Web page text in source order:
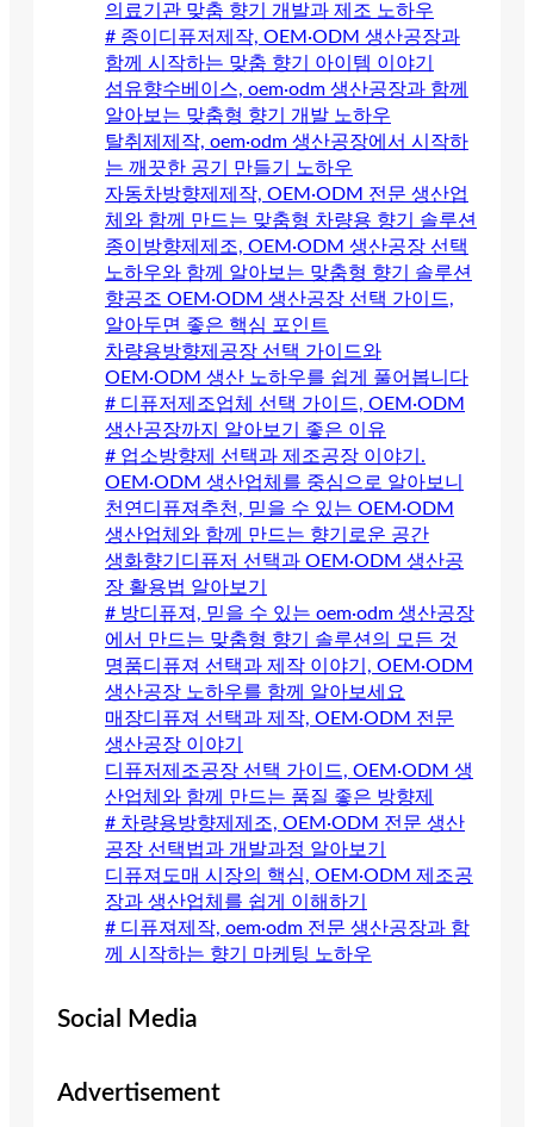
의료기관 맞춤 향기 개발과 제조 노하우
# 종이디퓨저제작, OEM·ODM 생산공장과
함께 시작하는 맞춤 향기 아이템 이야기
섬유향수베이스, oem·odm 생산공장과 함께
알아보는 맞춤형 향기 개발 노하우
탈취제제작, oem·odm 생산공장에서 시작하
는 깨끗한 공기 만들기 노하우
자동차방향제제작, OEM·ODM 전문 생산업
체와 함께 만드는 맞춤형 차량용 향기 솔루션
종이방향제제조, OEM·ODM 생산공장 선택
노하우와 함께 알아보는 맞춤형 향기 솔루션
향공조 OEM·ODM 생산공장 선택 가이드,
알아두면 좋은 핵심 포인트
차량용방향제공장 선택 가이드와
OEM·ODM 생산 노하우를 쉽게 풀어봅니다
# 디퓨저제조업체 선택 가이드, OEM·ODM
생산공장까지 알아보기 좋은 이유
# 업소방향제 선택과 제조공장 이야기.
OEM·ODM 생산업체를 중심으로 알아보니
천연디퓨져추천, 믿을 수 있는 OEM·ODM
생산업체와 함께 만드는 향기로운 공간
생화향기디퓨저 선택과 OEM·ODM 생산공
장 활용법 알아보기
# 방디퓨져, 믿을 수 있는 oem·odm 생산공장
에서 만드는 맞춤형 향기 솔루션의 모든 것
명품디퓨져 선택과 제작 이야기, OEM·ODM
생산공장 노하우를 함께 알아보세요
매장디퓨져 선택과 제작, OEM·ODM 전문
생산공장 이야기
디퓨저제조공장 선택 가이드, OEM·ODM 생
산업체와 함께 만드는 품질 좋은 방향제
# 차량용방향제제조, OEM·ODM 전문 생산
공장 선택법과 개발과정 알아보기
디퓨져도매 시장의 핵심, OEM·ODM 제조공
장과 생산업체를 쉽게 이해하기
# 디퓨져제작, oem·odm 전문 생산공장과 함
께 시작하는 향기 마케팅 노하우
Social Media
Advertisement